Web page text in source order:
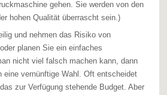
gehen. Sie werden von den
hohen Qualität überrascht sein.)
und nehmen das Risiko von
planen Sie ein einfaches
nicht viel falsch machen kann, dann
eine vernünftige Wahl. Oft entscheidet
zur Verfügung stehende Budget. Aber